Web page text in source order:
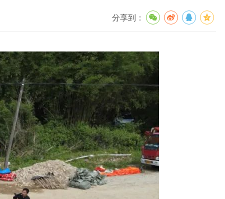
分享到：